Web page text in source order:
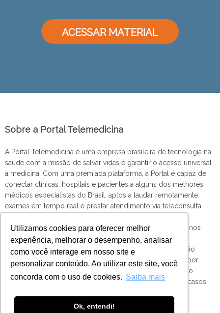
Utilizamos cookies para oferecer melhor
experiência, melhorar o desempenho, analisar
como você interage em nosso site e
personalizar conteúdo. Ao utilizar este site, você
concorda com o uso de cookies. Saiba mais
Ok, entendi!
ACESSAR MATERIAL
Sobre a Portal Telemedicina
A Portal Telemedicina é uma empresa brasileira de tecnologia na
saúde com a missão de salvar vidas e garantir o acesso universal
à medicina. Com uma premiada plataforma, a Portal é capaz de
conectar clínicas, hospitais e pacientes a alguns dos melhores
médicos especialistas do Brasil, aptos a laudar remotamente
exames em tempo real e prestar atendimento via teleconsulta.
Com uma tecnologia inovadora que conecta diretamente nos
aparelhos médicos por meio de multiprotocolos de
comunicação e Internet das Coisas (Iot), as informações são
enviadas diretamente do equipamento, pré-processadas por
Inteligência Artificial e, em seguida, analisadas pelo médico
responsável – que devolve o laudo em até uma hora em casos